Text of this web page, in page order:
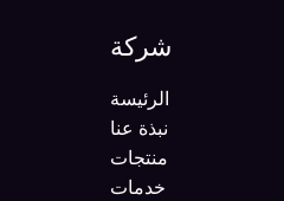
شركة
الرئيسة
نبذة عنا
منتجات
خدمات